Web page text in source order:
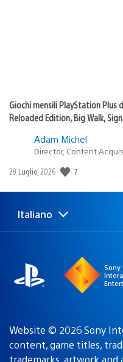
Giochi mensili PlayStation Plus
Reloaded Edition, Big Walk,
Adam Michel
Director, Content
Data
pubblicazione:
28 Luglio, 2026 7
Seleziona
Regione
Italiano
Sony
Website © 2026 Sony
content, game titles,
trademarks, artwork and